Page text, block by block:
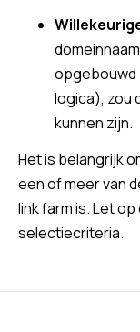
opgebouwd
logica), zou
kunnen zijn.
Het is belangrijk
een of meer van
link farm is. Let
selectiecriteria.